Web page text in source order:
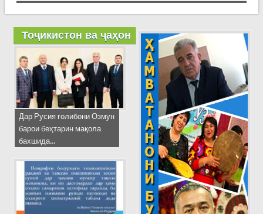
Тоҷикистон ва ҷаҳон
Дар Русия ғолибони Озмун
барои беҳтарин мақола
бахшида...